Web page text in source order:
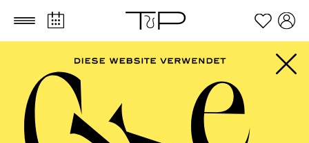
Zum Hauptinhalt springen Zum Footer springen
AALTO MUSIKTHEATER